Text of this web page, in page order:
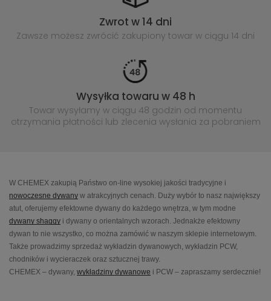
Zwrot w 14 dni
Zawsze możesz zwrócić zakupiony towar w ciągu 14 dni
Wysyłka towaru w 48 h
Towar wysyłamy w ciągu 48 godzin od momentu
otrzymania płatności lub zlecenia wysłania za pobraniem
W CHEMEX zakupią Państwo on-line wysokiej jakości tradycyjne i
nowoczesne dywany w atrakcyjnych cenach. Duży wybór to nasz największy
atut, oferujemy efektowne dywany do każdego wnętrza, w tym modne
dywany shaggy i dywany o orientalnych wzorach. Jednakże efektowny
dywan to nie wszystko, co można zamówić w naszym sklepie internetowym.
Także prowadzimy sprzedaż wykładzin dywanowych, wykładzin PCW,
chodników i wycieraczek oraz sztucznej trawy.
CHEMEX – dywany, wykładziny dywanowe i PCW – zapraszamy serdecznie!